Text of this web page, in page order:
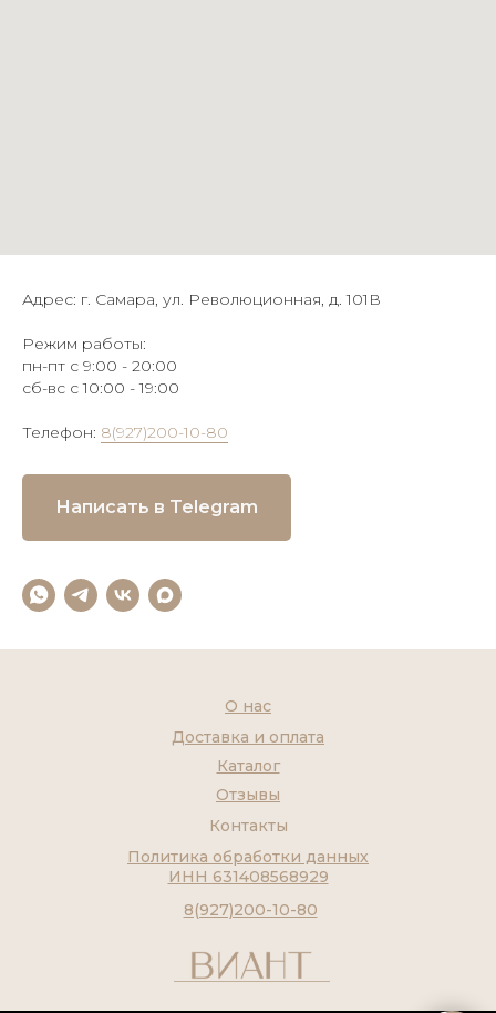
Адрес: г. Самара, ул. Революционная, д. 101В
Режим работы:
пн-пт с 9:00 - 20:00
сб-вс с 10:00 - 19:00
Телефон: 8(927)200-10-80
Написать в Telegram
Контакты
8(927)200-10-80
Каталог
О нас
Доставка и оплата
Отзывы
Политика обработки данных
ИНН 631408568929